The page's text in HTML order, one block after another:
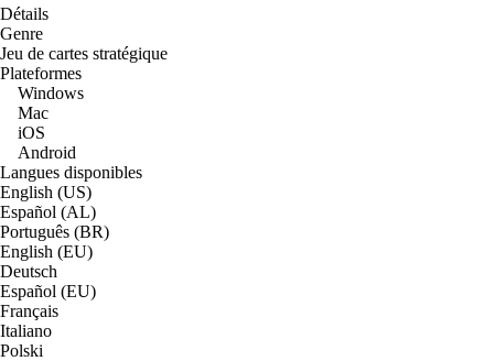
Détails
Genre
Jeu de cartes stratégique
Plateformes
Windows
Mac
iOS
Android
Langues disponibles
English (US)
Español (AL)
Português (BR)
English (EU)
Deutsch
Español (EU)
Français
Italiano
Polski